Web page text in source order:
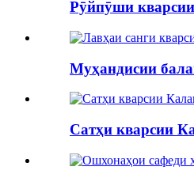
Рӯйпӯши
Муҳандисии
Сатҳи кварсии